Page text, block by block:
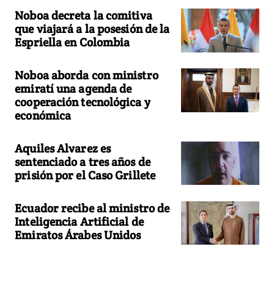
Noboa decreta la comitiva
que viajará a la posesión de la
Espriella en Colombia
Noboa aborda con ministro
emiratí una agenda de
cooperación tecnológica y
económica
Aquiles Alvarez es
sentenciado a tres años de
prisión por el Caso Grillete
Ecuador recibe al ministro de
Inteligencia Artificial de
Emiratos Árabes Unidos